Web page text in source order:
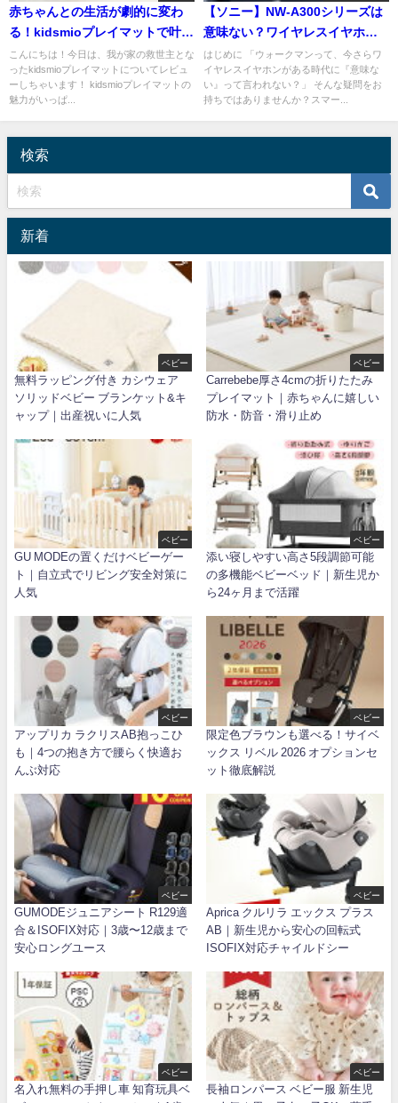
赤ちゃんとの生活が劇的に変わ
る！kidsmioプレイマットで叶え
る快適な育児空間 口コミレビュ
ー
こんにちは！今日は、我が家の救世主とな
ったkidsmioプレイマットについてレビュ
ーしちゃいます！ kidsmioプレイマットの
魅力がいっぱ...
【ソニー】NW-A300シリーズは
意味ない？ワイヤレスイヤホン
との組み合わせで悩むあなたへ
はじめに 「ウォークマンって、今さらワ
イヤレスイヤホンがある時代に『意味な
い』って言われない？」 そんな疑問をお
持ちではありませんか？スマー...
検索
新着
ベビー
無料ラッピング付き カシウェア
ソリッドベビー ブランケット&キ
ャップ｜出産祝いに人気
ベビー
Carrebebe厚さ4cmの折りたたみ
プレイマット｜赤ちゃんに嬉しい
防水・防音・滑り止め
ベビー
GU MODEの置くだけベビーゲー
ト｜自立式でリビング安全対策に
人気
ベビー
添い寝しやすい高さ5段調節可能
の多機能ベビーベッド｜新生児か
ら24ヶ月まで活躍
ベビー
アップリカ ラクリスAB抱っこひ
も｜4つの抱き方で腰らく快適お
んぶ対応
ベビー
限定色ブラウンも選べる！サイベ
ックス リベル 2026 オプションセ
ット徹底解説
ベビー
GUMODEジュニアシート R129適
合＆ISOFIX対応｜3歳〜12歳まで
安心ロングユース
ベビー
Aprica クルリラ エックス プラス
AB｜新生児から安心の回転式
ISOFIX対応チャイルドシー
ベビー
名入れ無料の手押し車 知育玩具ベ
ベビー
長袖ロンパース ベビー服 新生児